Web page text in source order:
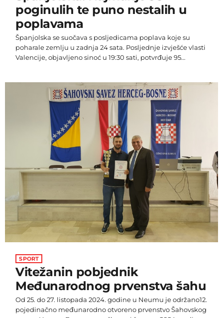
poginulih te puno nestalih u
poplavama
Španjolska se suočava s posljedicama poplava koje su
poharale zemlju u zadnja 24 sata. Posljednje izvješće vlasti
Valencije, objavljeno sinoć u 19:30 sati, potvrđuje 95
gradu regije, također nazvanom Valencia, pretvorena u
privremenu mrtvačnicu, dok se strahuje da bi broj
poginulih mogao rasti. U mjestu Paiporta u Valenciji,
najmanje 40 ljudi izgubilo […]
SPORT
Vitežanin pobjednik
Međunarodnog prvenstva šahu
Od 25. do 27. listopada 2024. godine u Neumu je održano12.
pojedinačno međunarodno otvoreno prvenstvo Šahovskog